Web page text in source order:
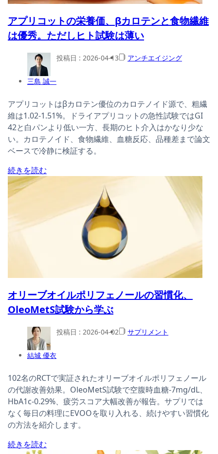
アプリコットの栄養価、βカロテンと食物繊維
は優秀。ただしヒト試験は薄い
三島 誠一
投稿日 : 2026-04-13 アンチエイジング
アプリコットはβカロテン優位のカロテノイド源で、粗繊
維は1.02-1.51%。ドライアプリコットの急性試験ではGI
42と白パンより低い一方、長期のヒト介入はかなり少な
い。カロテノイド、食物繊維、血糖反応、品種差まで論文
ベースで冷静に検証する。
続きを読む
オリーブオイルポリフェノールの習慣化、
OleoMetS試験から学ぶ
結城 優衣
投稿日 : 2026-04-02 サプリメント
102名のRCTで実証されたオリーブオイルポリフェノール
の代謝改善効果。OleoMetS試験で空腹時血糖-7mg/dL、
HbA1c-0.29%、疲労スコア大幅改善が報告。サプリでは
なく毎日の料理にEVOOを取り入れる、続けやすい習慣化
の方法を紹介します。
続きを読む